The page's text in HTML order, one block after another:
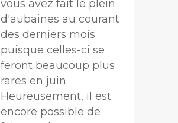
vous avez fait le plein
d'aubaines au courant
des derniers mois
puisque celles-ci se
feront beaucoup plus
rares en juin.
Heureusement, il est
encore possible de